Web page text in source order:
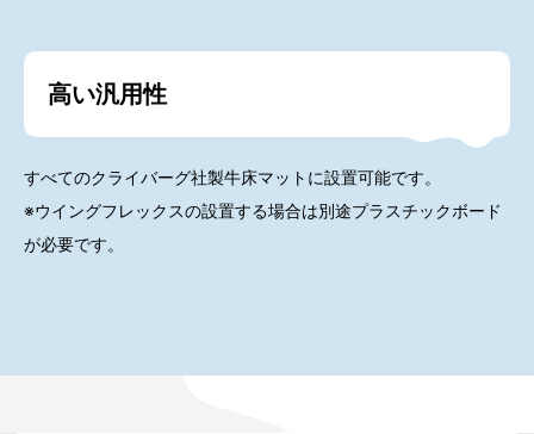
高い汎用性
すべてのクライバーグ社製牛床マットに設置可能です。
※ウイングフレックスの設置する場合は別途プラスチックボード
が必要です。